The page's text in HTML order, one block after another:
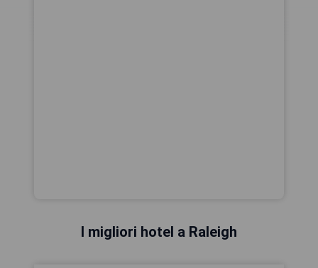
I migliori hotel a Raleigh